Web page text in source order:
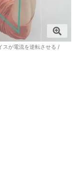
スが電流を逆転させる /